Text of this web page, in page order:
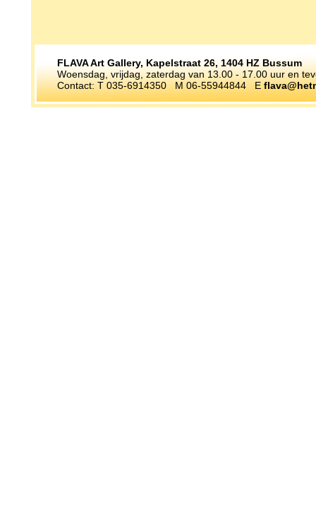
FLAVA Art Gallery, Kapelstraat 26, 1404 HZ Bussum
Woensdag, vrijdag, zaterdag van 13.00 - 17.00 uur en
Contact: T 035-6914350 M 06-55944844 E